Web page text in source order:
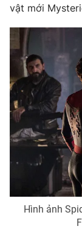
Chuyên mục
Emagazine
Photo
Video
VTV Money
VTV Sức khoẻ
Thị trường
vật mới
Hình ảnh